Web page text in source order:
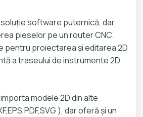
software puternică, dar
pieselor pe un router CNC.
pentru proiectarea și editarea 2D
a traseului de instrumente 2D.
modele 2D din alte
), dar oferă și un